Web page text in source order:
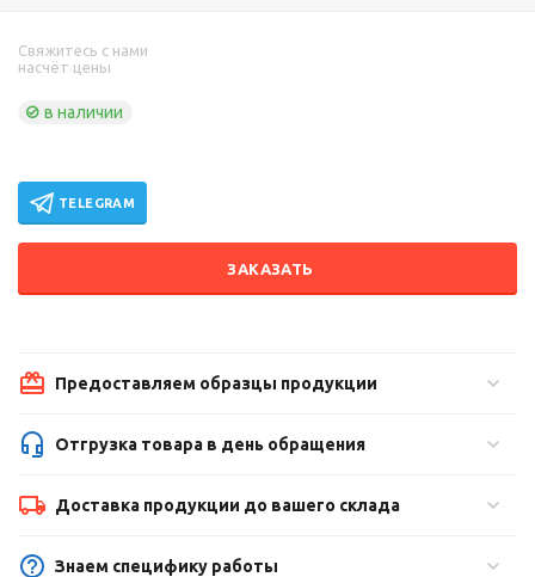
Свяжитесь с нами
насчёт цены
в наличии
TELEGRAM
ЗАКАЗАТЬ
Предоставляем образцы продукции
Отгрузка товара в день обращения
Доставка продукции до вашего склада
Знаем специфику работы